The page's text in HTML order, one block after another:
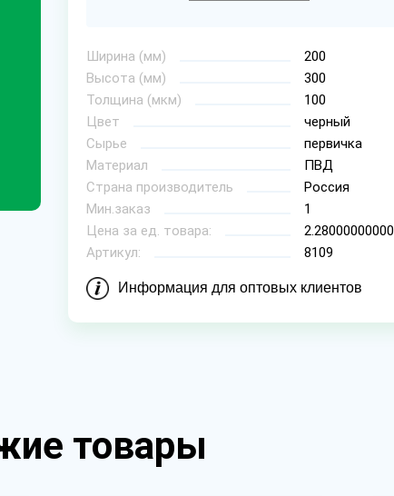
Ширина (мм)
200
Высота (мм)
300
Толщина (мкм)
100
Цвет
черный
Сырье
первичка
Материал
ПВД
Страна производитель
Россия
Мин.заказ
1
Цена за ед. товара:
Артикул:
8109
Информация для оптовых клиентов
товары